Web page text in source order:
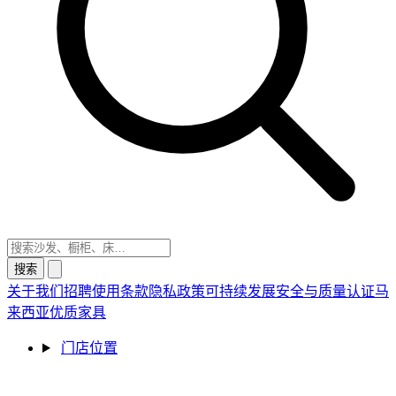
搜索
关于我们 招聘使用条款隐私政策可持续发展安全与质量认证马
来西亚优质家具
门店位置